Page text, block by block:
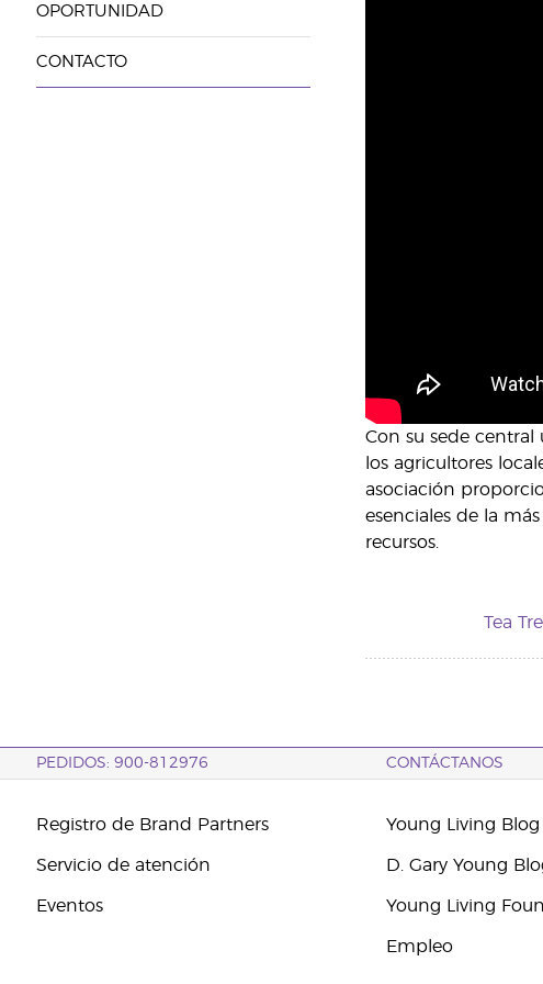
OPORTUNIDAD
CONTACTO
Con su sede
los agricultores
asociación
esenciales de la
recursos.
Tea
PEDIDOS: 900-812976 CONTÁCTANOS
Registro de Brand Partners
Servicio de atención
Eventos
Young Living Blog
D. Gary Young
Young Living
Empleo